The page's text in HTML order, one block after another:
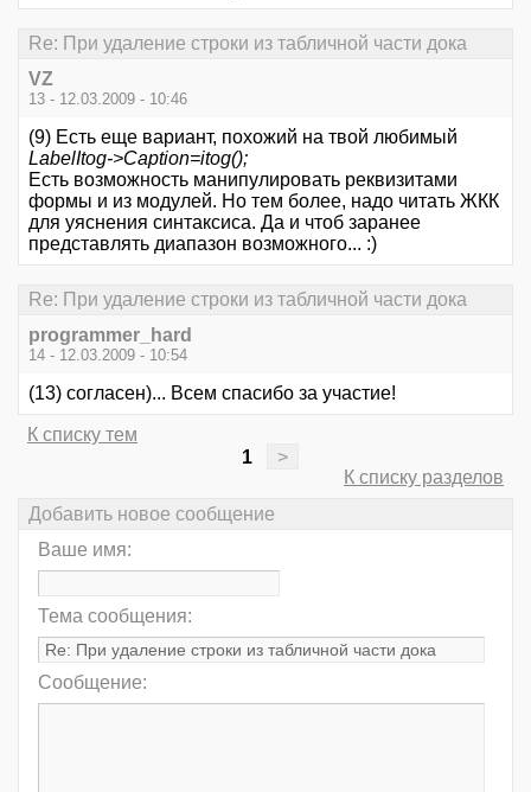
Re: При удаление строки из табличной части дока
VZ
13 - 12.03.2009 - 10:46
(9) Есть еще вариант, похожий на твой любимый
LabelItog->Caption=itog();
Есть возможность манипулировать реквизитами
формы и из модулей. Но тем более, надо читать ЖКК
для уяснения синтаксиса. Да и чтоб заранее
представлять диапазон возможного... :)
Re: При удаление строки из табличной части дока
programmer_hard
14 - 12.03.2009 - 10:54
(13) согласен)... Всем спасибо за участие!
К списку тем
1
>
К списку разделов
Добавить новое сообщение
Ваше имя:
Тема сообщения:
Сообщение: